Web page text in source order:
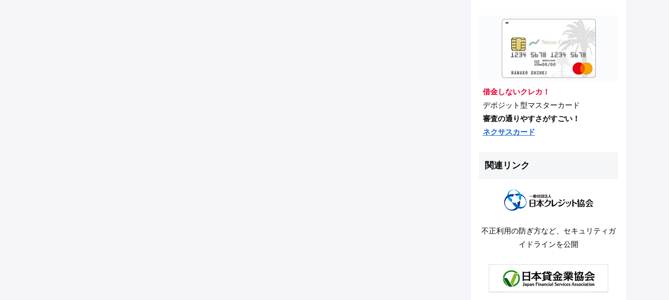
借金しないクレカ！
デポジット型マスターカード
審査の通りやすさがすごい！
ネクサスカード
関連リンク
不正利用の防ぎ方など、セキュリティガ
イドラインを公開